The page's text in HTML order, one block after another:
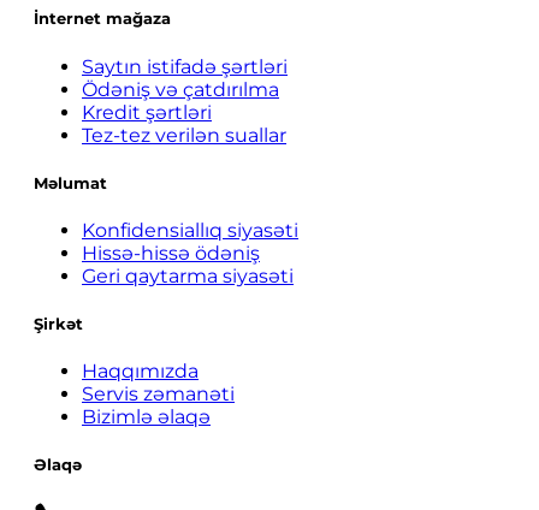
İnternet mağaza
Saytın istifadə şərtləri
Ödəniş və çatdırılma
Kredit şərtləri
Tez-tez verilən suallar
Məlumat
Konfidensiallıq siyasəti
Hissə-hissə ödəniş
Geri qaytarma siyasəti
Şirkət
Haqqımızda
Servis zəmanəti
Bizimlə əlaqə
Əlaqə